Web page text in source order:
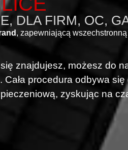
DLA FIRM, OC,
, zapewniającą
znajdujesz, możesz do
procedura odbywa
zyskując na